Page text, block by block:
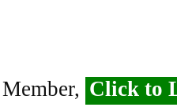
Click to